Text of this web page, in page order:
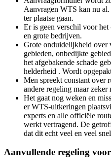
Aanvragen WTS kan nu al.
ter plaatse gaan.
Er is geen verschil voor
en grote bedrijven.
Grote onduidelijkheid over
gebieden, onbedijkte
het afgebakende schade
helderheid . Wordt
Men spreekt constant over
andere regeling maar
Het gaat nog weken en
er WTS-uitkeringen
experts en alle officiële
werkt vertragend. De
dat dit echt veel en veel
Aanvullende regeling